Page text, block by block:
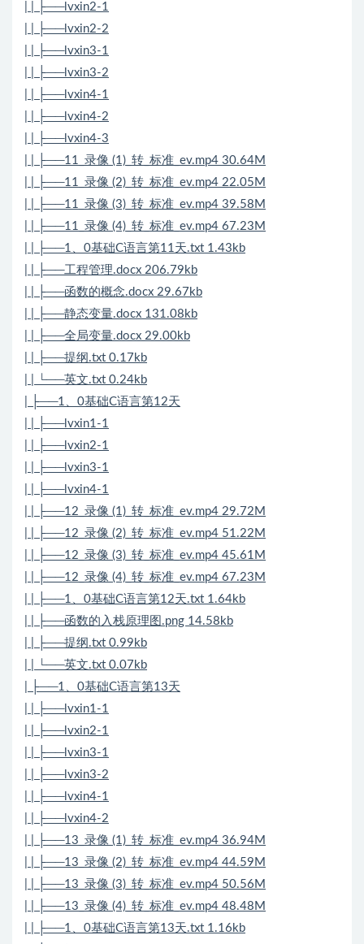
| | ├──lvxin2-1
| | ├──lvxin2-2
| | ├──lvxin3-1
| | ├──lvxin3-2
| | ├──lvxin4-1
| | ├──lvxin4-2
| | ├──lvxin4-3
| | ├──11_录像 (1)_转_标准_ev.mp4 30.64M
| | ├──11_录像 (2)_转_标准_ev.mp4 22.05M
| | ├──11_录像 (3)_转_标准_ev.mp4 39.58M
| | ├──11_录像 (4)_转_标准_ev.mp4 67.23M
| | ├──1、0基础C语言第11天.txt 1.43kb
| | ├──工程管理.docx 206.79kb
| | ├──函数的概念.docx 29.67kb
| | ├──静态变量.docx 131.08kb
| | ├──全局变量.docx 29.00kb
| | ├──提纲.txt 0.17kb
| | └──英文.txt 0.24kb
| ├──1、0基础C语言第12天
| | ├──lvxin1-1
| | ├──lvxin2-1
| | ├──lvxin3-1
| | ├──lvxin4-1
| | ├──12_录像 (1)_转_标准_ev.mp4 29.72M
| | ├──12_录像 (2)_转_标准_ev.mp4 51.22M
| | ├──12_录像 (3)_转_标准_ev.mp4 45.61M
| | ├──12_录像 (4)_转_标准_ev.mp4 67.23M
| | ├──1、0基础C语言第12天.txt 1.64kb
| | ├──函数的入栈原理图.png 14.58kb
| | ├──提纲.txt 0.99kb
| | └──英文.txt 0.07kb
| ├──1、0基础C语言第13天
| | ├──lvxin1-1
| | ├──lvxin2-1
| | ├──lvxin3-1
| | ├──lvxin3-2
| | ├──lvxin4-1
| | ├──lvxin4-2
| | ├──13_录像 (1)_转_标准_ev.mp4 36.94M
| | ├──13_录像 (2)_转_标准_ev.mp4 44.59M
| | ├──13_录像 (3)_转_标准_ev.mp4 50.56M
| | ├──13_录像 (4)_转_标准_ev.mp4 48.48M
| | ├──1、0基础C语言第13天.txt 1.16kb